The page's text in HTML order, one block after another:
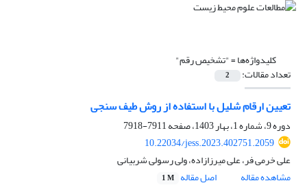
کلیدواژه‌ها ="تشخیص رقم"
تعداد مقالات: 2
تعیین ارقام شلیل با استفاده از روش طیف سنجی
دوره 9، شماره 1، بهار 1403، صفحه
7911-7918
10.22034/jess.2023.402751.2059
علی خرمی فر، علی میرزازاده، ولی رسولی شربیانی
مشاهده مقاله
اصل مقاله 1 M